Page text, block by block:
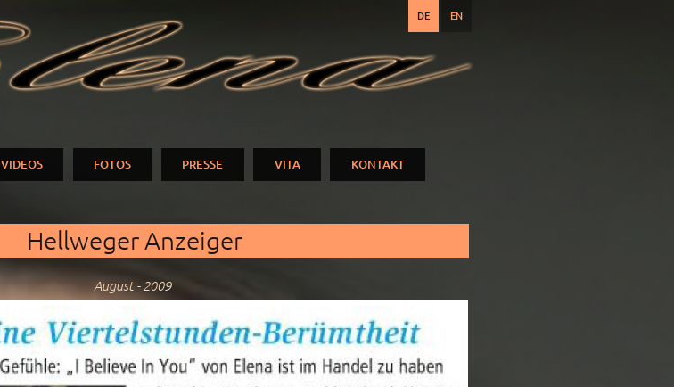
zum
DE EN
VIDEOS FOTOS PRESSE VITA KONTAKT
Hellweger Anzeiger
August - 2009